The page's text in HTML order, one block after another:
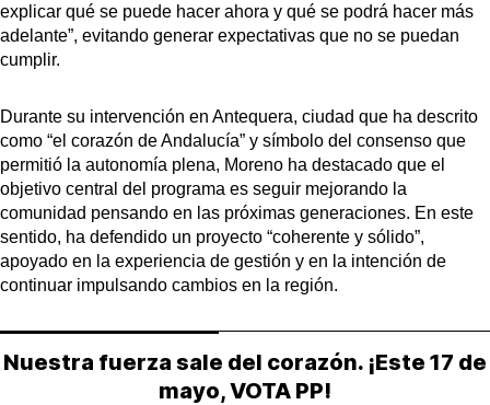
explicar qué se puede hacer ahora y qué se podrá hacer más
adelante”, evitando generar expectativas que no se puedan
cumplir.
Durante su intervención en Antequera, ciudad que ha descrito
como “el corazón de Andalucía” y símbolo del consenso que
permitió la autonomía plena, Moreno ha destacado que el
objetivo central del programa es seguir mejorando la
comunidad pensando en las próximas generaciones. En este
sentido, ha defendido un proyecto “coherente y sólido”,
apoyado en la experiencia de gestión y en la intención de
continuar impulsando cambios en la región.
Nuestra fuerza sale del corazón. ¡Este 17 de
mayo, VOTA PP!